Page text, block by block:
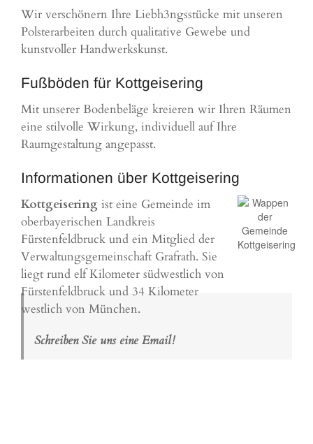
Wir verschönern Ihre Liebh3ngsstücke mit unseren
Polsterarbeiten durch qualitative Gewebe und
kunstvoller Handwerkskunst.
Fußböden für Kottgeisering
Mit unserer Bodenbeläge kreieren wir Ihren Räumen
eine stilvolle Wirkung, individuell auf Ihre
Raumgestaltung angepasst.
Informationen über Kottgeisering
Kottgeisering ist eine Gemeinde im
oberbayerischen Landkreis
Fürstenfeldbruck und ein Mitglied der
Verwaltungsgemeinschaft Grafrath. Sie
liegt rund elf Kilometer südwestlich von
Fürstenfeldbruck und 34 Kilometer
westlich von München.
Schreiben Sie uns eine Email!